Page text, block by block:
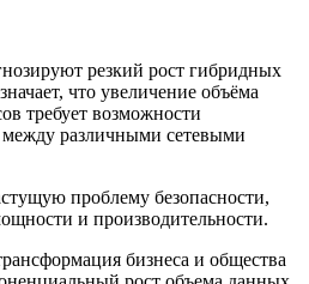
резкий рост гибридных
что увеличение объёма
требует возможности
различными сетевыми
проблему безопасности,
и производительности.
бизнеса и общества